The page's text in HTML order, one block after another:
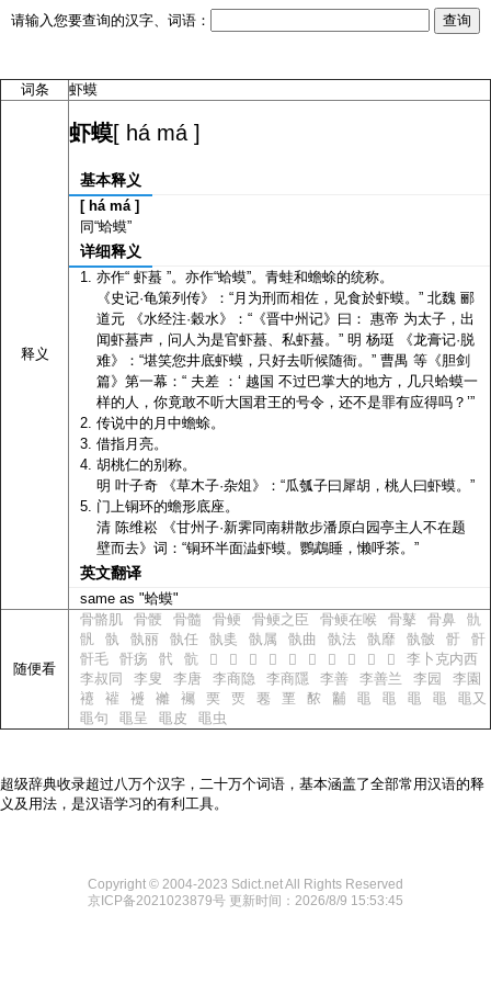
请输入您要查询的汉字、词语：
词条 虾蟆
释义
虾蟆[ há má ]
基本释义
[ há má ]
同“蛤蟆”
详细释义
亦作“ 虾蟇 ”。亦作“蛤蟆”。青蛙和蟾蜍的统称。
《史记·龟策列传》：“月为刑而相佐，见食於虾蟆。” 北魏 郦
道元 《水经注·穀水》：“《晋中州记》曰： 惠帝 为太子，出
闻虾蟇声，问人为是官虾蟇、私虾蟇。” 明 杨珽 《龙膏记·脱
难》：“堪笑您井底虾蟆，只好去听候随衙。” 曹禺 等《胆剑
篇》第一幕：“ 夫差 ：‘ 越国 不过巴掌大的地方，几只蛤蟆一
样的人，你竟敢不听大国君王的号令，还不是罪有应得吗？’”
传说中的月中蟾蜍。
借指月亮。
胡桃仁的别称。
明 叶子奇 《草木子·杂俎》：“瓜瓠子曰犀胡，桃人曰虾蟆。”
门上铜环的蟾形底座。
清 陈维崧 《甘州子·新霁同南耕散步潘原白园亭主人不在题
壁而去》词：“铜环半面澁虾蟆。鸚鵡睡，懒呼茶。”
英文翻译
same as "蛤蟆"
随便看
骨骼肌 骨骾 骨髓 骨鲠 骨鲠之臣 骨鲠在喉 骨鼕 骨鼻
骩
骪
骫 骫丽 骫任 骫奊 骫属 骫曲 骫法 骫靡 骫骳 骬
骭
骭毛
骭疡 骮 骯 𩫼 𩫽 𩫾 𩫿 𩬀 𩬁 𩬂 𩬄 𩬆 𩬇
李卜克内西
李叔同
李叟 李唐 李商隐 李商隱 李善 李善兰 李园
李園
䙭
䙮 䙯 䙰 䙱 䙲 䙳 䙴 䙵 䙶 黼 黽 黽 黽 黽
黽又
黽句
黽呈 黽皮 黽虫
超级辞典收录超过八万个汉字，二十万个词语，基本涵盖了全部常用汉语的释
义及用法，是汉语学习的有利工具。
Copyright © 2004-2023 Sdict.net All Rights Reserved
京ICP备2021023879号 更新时间：2026/8/9 15:53:45